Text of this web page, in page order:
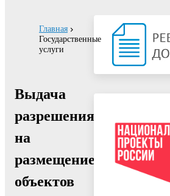
Главная
Государственные
услуги
Выдача
разрешения
на
размещение
объектов